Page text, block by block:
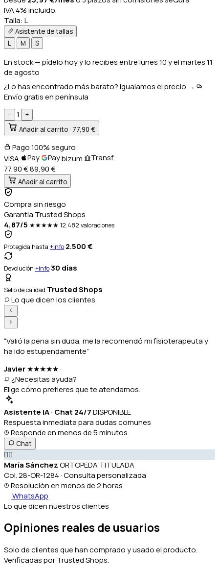
IVA 4% incluido.
Talla: L
Asistente de tallas
L
M S
En stock— pídelo hoy y lo recibes entrelunes 10 y el martes 11
de agosto
¿Lo has encontrado más barato? Igualamos el precio →
Envío gratis en península
− 1
+
Añadir al carrito · 77,90 €
Pago 100% seguro
VISA
Pay Paybizum
Transf.
77,90 €89,90€
Añadir al carrito
Compra sin riesgo
Garantía Trusted Shops
4,87/5 ★★★★★ 12.482 valoraciones
Protegida hasta +info 2.500 €
Devolución +info30 días
Sello de calidad Trusted Shops
Lo que dicen los clientes
“Valió la pena sin duda, me la recomendó mi fisioterapeuta y
ha ido estupendamente”
Javier★★★★★ ·
¿Necesitas ayuda?
Elige cómo prefieres que te atendamos.
Asistente IA · Chat 24/7DISPONIBLE
Respuesta inmediata para dudas comunes
Responde en menos de 5 minutos
Chat
👩‍⚕️
María SánchezORTOPEDA TITULADA
Col. 28-OR-1284 · Consulta personalizada
Resolución en menos de 2 horas
WhatsApp
Lo que dicen nuestros clientes
Opiniones reales de usuarios
Solo de clientes que han comprado y usado el producto.
Verificadas por Trusted Shops.